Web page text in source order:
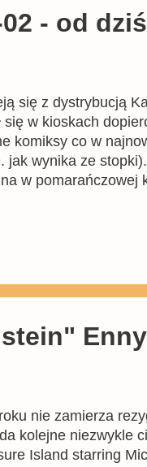
- od
się z dystrybucją
się w kioskach
komiksy co w
jak wynika ze
w
- Obsługa
nie zamierza
kolejne niezwykle
Island starring